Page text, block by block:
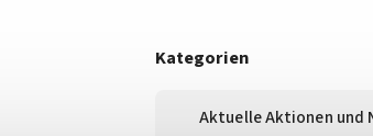
Kategorien
Aktuelle Aktionen und